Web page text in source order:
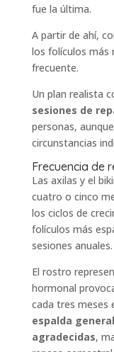
fue la última.
A partir de ahí,
los folículos más
frecuente.
Un plan realista
sesiones de
personas,
circunstancias
Frecuencia de
Las axilas y el
cuatro o cinco
los ciclos de
folículos más
sesiones anuales.
El rostro
hormonal
cada tres meses
espalda
agradecidas,